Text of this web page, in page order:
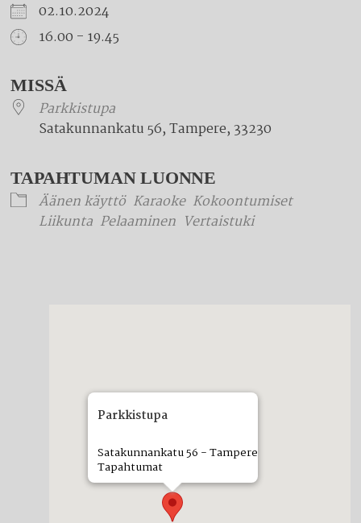
02.10.2024
16.00 - 19.45
Download ICS
MISSÄ
Parkkistupa
Satakunnankatu 56, Tampere, 33230
TAPAHTUMAN LUONNE
Äänen käyttö Karaoke Kokoontumiset
Liikunta Pelaaminen Vertaistuki
Parkkistupa
Satakunnankatu 56 - Tampere
Tapahtumat